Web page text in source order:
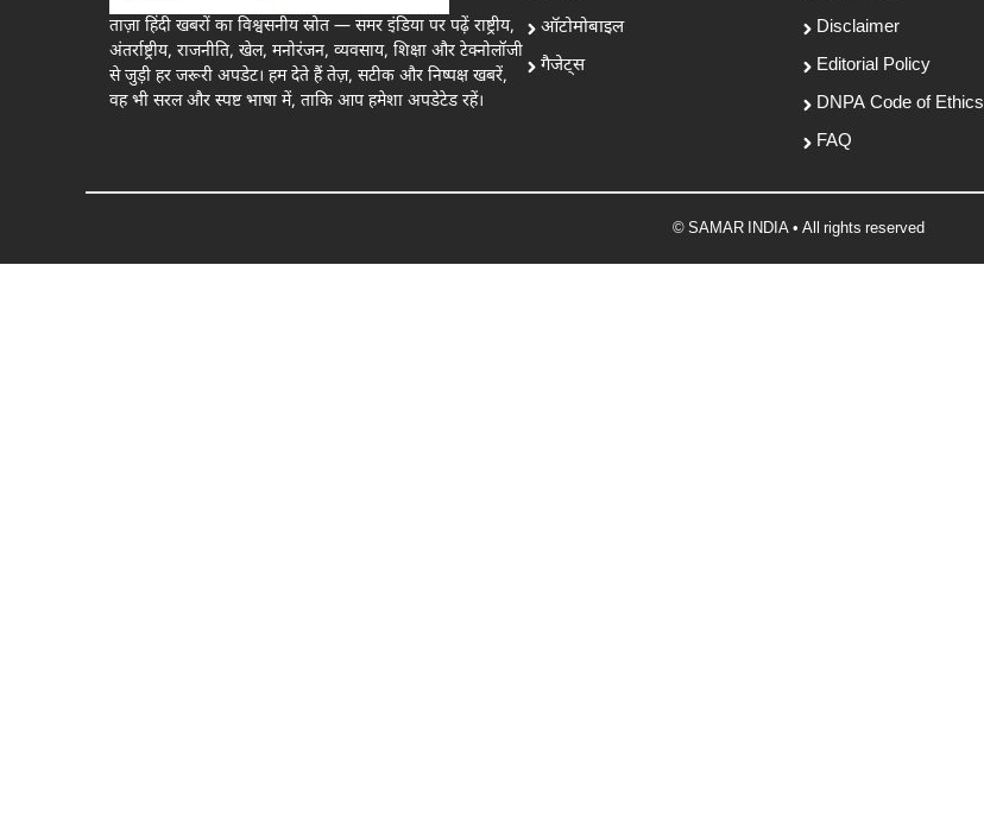
ताज़ा हिंदी खबरों का विश्वसनीय स्रोत — समर इंडिया पर पढ़ें राष्ट्रीय,
अंतर्राष्ट्रीय, राजनीति, खेल, मनोरंजन, व्यवसाय, शिक्षा और टेक्नोलॉजी
से जुड़ी हर जरूरी अपडेट। हम देते हैं तेज़, सटीक और निष्पक्ष खबरें,
वह भी सरल और स्पष्ट भाषा में, ताकि आप हमेशा अपडेटेड रहें।
ऑटोमोबाइल
गैजेट्स
Disclaimer
Editorial Policy
DNPA Code of Ethics
FAQ
© SAMAR INDIA • All rights reserved